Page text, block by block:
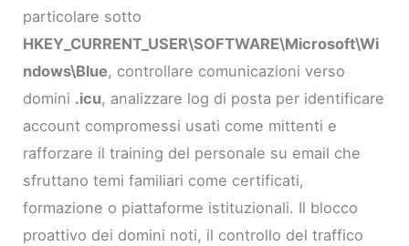
particolare sotto
HKEY_CURRENT_USER\SOFTWARE\Microsoft\Wi
ndows\Blue, controllare comunicazioni verso
domini .icu, analizzare log di posta per identificare
account compromessi usati come mittenti e
rafforzare il training del personale su email che
sfruttano temi familiari come certificati,
formazione o piattaforme istituzionali. Il blocco
proattivo dei domini noti, il controllo del traffico